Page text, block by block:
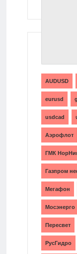
AUDUSD
eurusd
usdcad
Аэрофлот
ГМК
Газпром
Мегафон
Мосэнерго
Пересвет
РусГидро